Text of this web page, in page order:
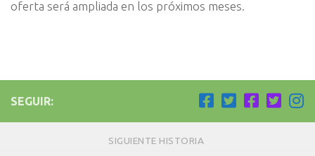
oferta será ampliada en los próximos meses.
SEGUIR:
SIGUIENTE HISTORIA